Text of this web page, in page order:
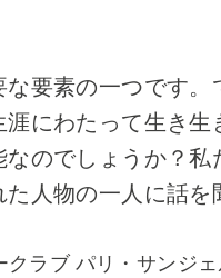
要素の一つです。
にわたって生き生
のでしょうか？私
人物の一人に話を
ラブ パリ・サンジ